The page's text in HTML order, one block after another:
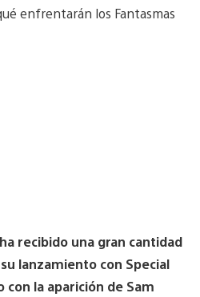
enfrentarán los Fantasmas
recibido una gran cantidad
lanzamiento con Special
la aparición de Sam